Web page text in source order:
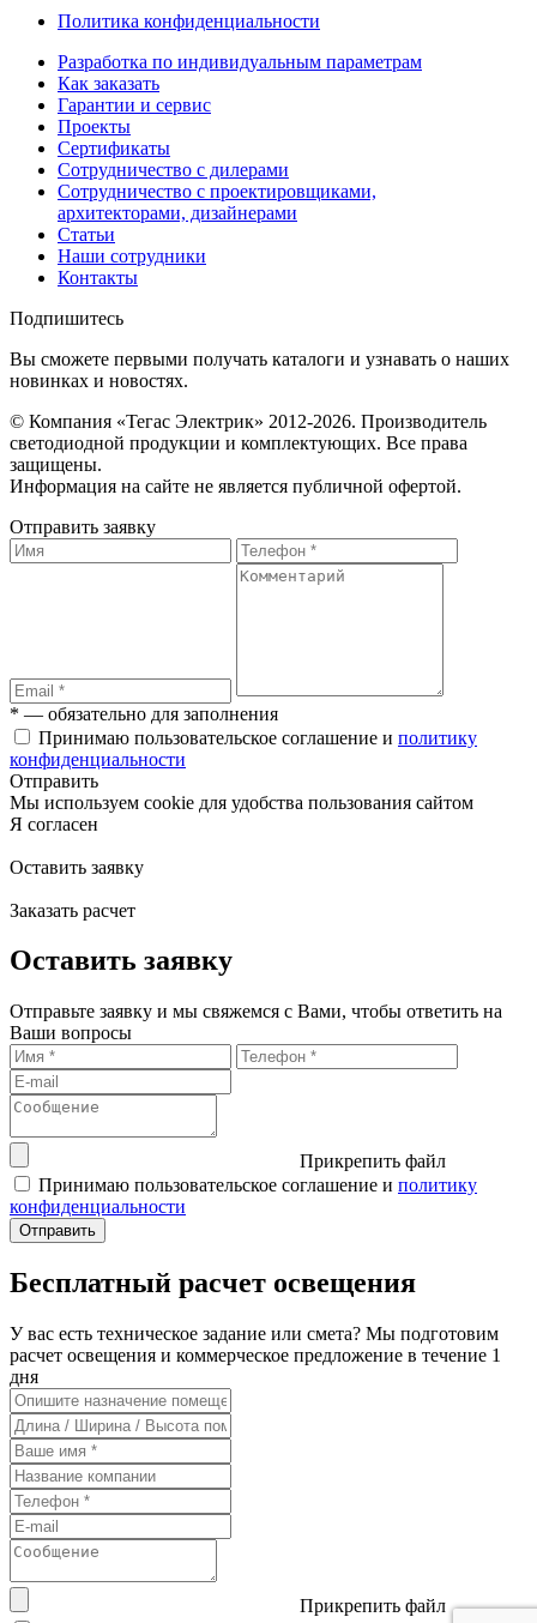
Политика конфиденциальности
Разработка по индивидуальным параметрам
Как заказать
Гарантии и сервис
Проекты
Сертификаты
Сотрудничество с дилерами
Сотрудничество с проектировщиками,
архитекторами, дизайнерами
Статьи
Наши сотрудники
Контакты
Подпишитесь
Вы сможете первыми получать каталоги и узнавать о наших
новинках и новостях.
© Компания «Тегас Электрик» 2012-2026. Производитель
светодиодной продукции и комплектующих. Все права
защищены.
Информация на сайте не является публичной офертой.
Отправить заявку
* — обязательно для заполнения
Принимаю пользовательское соглашение и политику
конфиденциальности
Отправить
Мы используем cookie для удобства пользования сайтом
Я согласен
Оставить заявку
Заказать расчет
Оставить заявку
Отправьте заявку и мы свяжемся с Вами, чтобы ответить на
Ваши вопросы
Прикрепить файл
Принимаю пользовательское соглашение и политику
конфиденциальности
Бесплатный расчет освещения
У вас есть техническое задание или смета? Мы подготовим
расчет освещения и коммерческое предложение в течение 1
дня
Прикрепить файл